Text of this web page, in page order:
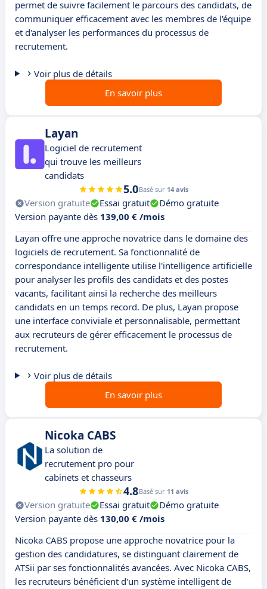
permet de suivre facilement le parcours des candidats, de
communiquer efficacement avec les membres de l'équipe
et d'analyser les performances du processus de
recrutement.
Voir plus de détails
En savoir plus
Layan
Logiciel de recrutement
qui trouve les meilleurs
candidats
5.0Basé sur 14 avis
Version gratuite Essai gratuit
Démo gratuite
Version payante dès 139,00 € /mois
Layan offre une approche novatrice dans le domaine des
logiciels de recrutement. Sa fonctionnalité de
correspondance intelligente utilise l'intelligence artificielle
pour analyser les profils des candidats et des postes
vacants, facilitant ainsi la recherche des meilleurs
candidats en un temps record. De plus, Layan propose
une interface conviviale et personnalisable, permettant
aux recruteurs de gérer efficacement le processus de
recrutement.
Voir plus de détails
En savoir plus
Nicoka CABS
La solution de
recrutement pro pour
cabinets et chasseurs
4.8Basé sur 11 avis
Version gratuite Essai gratuit
Démo gratuite
Version payante dès 130,00 € /mois
Nicoka CABS propose une approche novatrice pour la
gestion des candidatures, se distinguant clairement de
ATSii par ses fonctionnalités avancées. Avec Nicoka CABS,
les recruteurs bénéficient d'un système intelligent de